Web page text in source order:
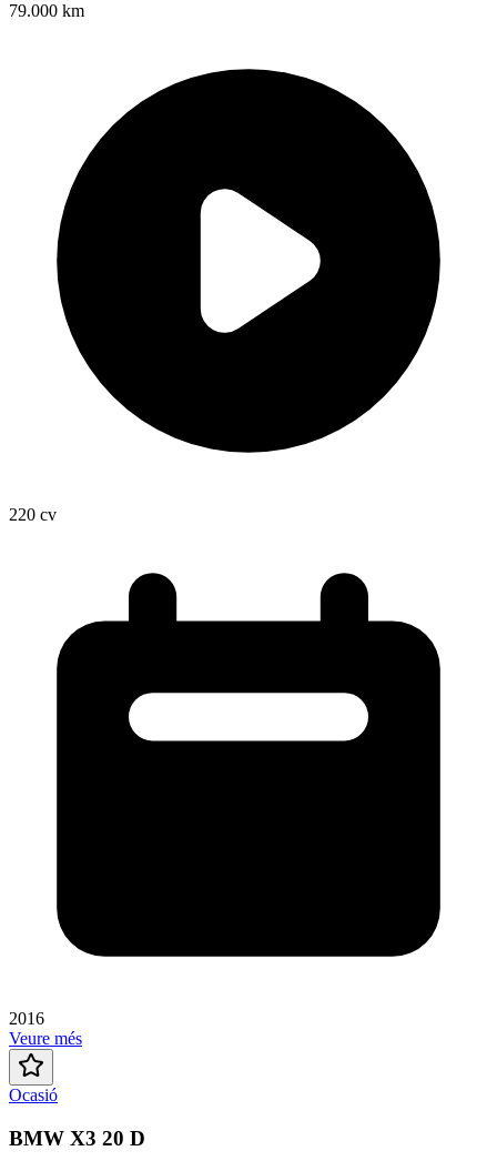
79.000 km
220 cv
2016
Veure més
Ocasió
BMW X3 20 D